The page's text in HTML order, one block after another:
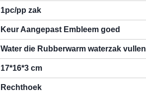
1pc/pp zak
Keur Aangepast Embleem goed
Water die Rubberwarm waterzak vullen
17*16*3 cm
Rechthoek